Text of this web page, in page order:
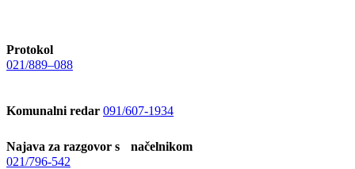
Protokol
021/889–088
Komunalni redar 091/607-1934
Najava za razgovor s načelnikom
021/796-542